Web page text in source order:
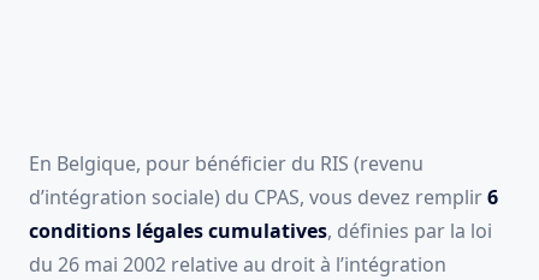
En Belgique, pour bénéficier du RIS (revenu
d’intégration sociale) du CPAS, vous devez remplir6
conditions légales cumulatives, définies par la loi
du 26 mai 2002 relative au droit à l’intégration